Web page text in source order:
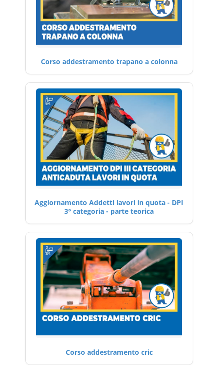
Corso addestramento trapano a colonna
Aggiornamento Addetti lavori in quota - DPI
3° categoria - parte teorica
Corso addestramento cric